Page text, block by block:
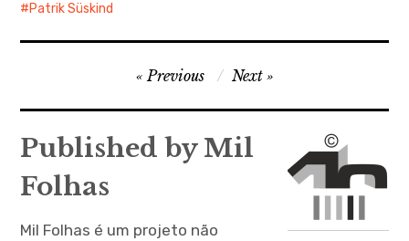
Patrik Süskind
Navegação
de
artigos
Previous Next
Published by Mil
Folhas
Mil Folhas é um projeto não